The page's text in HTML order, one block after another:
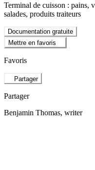
Terminal de cuisson : pains,
salades, produits traiteurs
Documentation gratuite
Mettre en favoris
Favoris
Partager
Partager
Benjamin Thomas, writer